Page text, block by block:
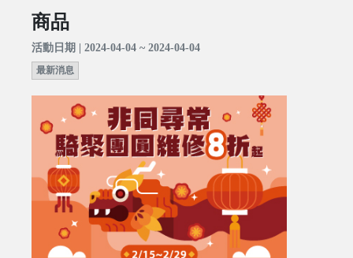
商品
活動日期 | 2024-04-04 ~ 2024-04-04
最新消息